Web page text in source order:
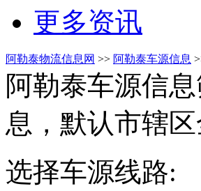
更多资讯
阿勒泰物流信息网 >> 阿勒泰车源信息
阿勒泰车源信
息，默认市辖
选择车源线路: